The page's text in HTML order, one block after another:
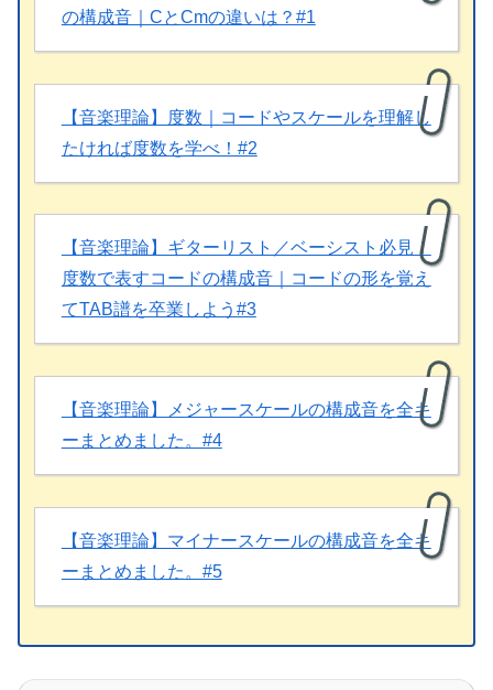
の構成音｜CとCmの違いは？#1
【音楽理論】度数｜コードやスケールを理解し
たければ度数を学べ！#2
【音楽理論】ギターリスト／ベーシスト必見！
度数で表すコードの構成音｜コードの形を覚え
てTAB譜を卒業しよう#3
【音楽理論】メジャースケールの構成音を全キ
ーまとめました。#4
【音楽理論】マイナースケールの構成音を全キ
ーまとめました。#5